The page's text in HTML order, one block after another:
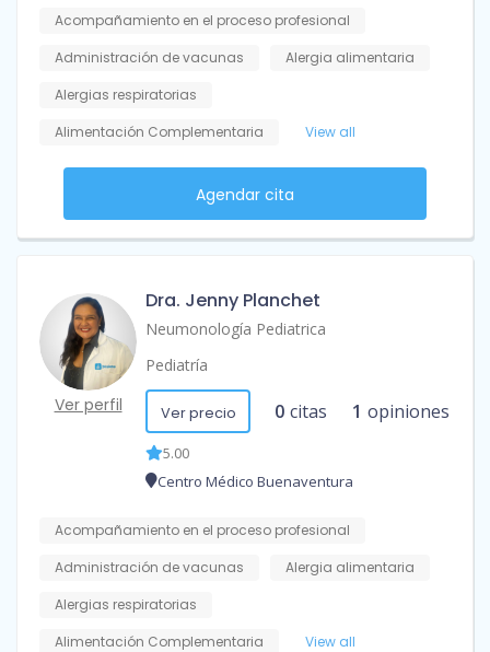
Acompañamiento en el proceso profesional
Administración de vacunas
Alergia alimentaria
Alergias respiratorias
Alimentación Complementaria
View all
Agendar cita
Ver perfil
Dra. Jenny Planchet
Neumonología Pediatrica
Pediatría
Ver precio 0 citas 1 opiniones
5.00
Centro Médico Buenaventura
Acompañamiento en el proceso profesional
Administración de vacunas
Alergia alimentaria
Alergias respiratorias
Alimentación Complementaria
View all